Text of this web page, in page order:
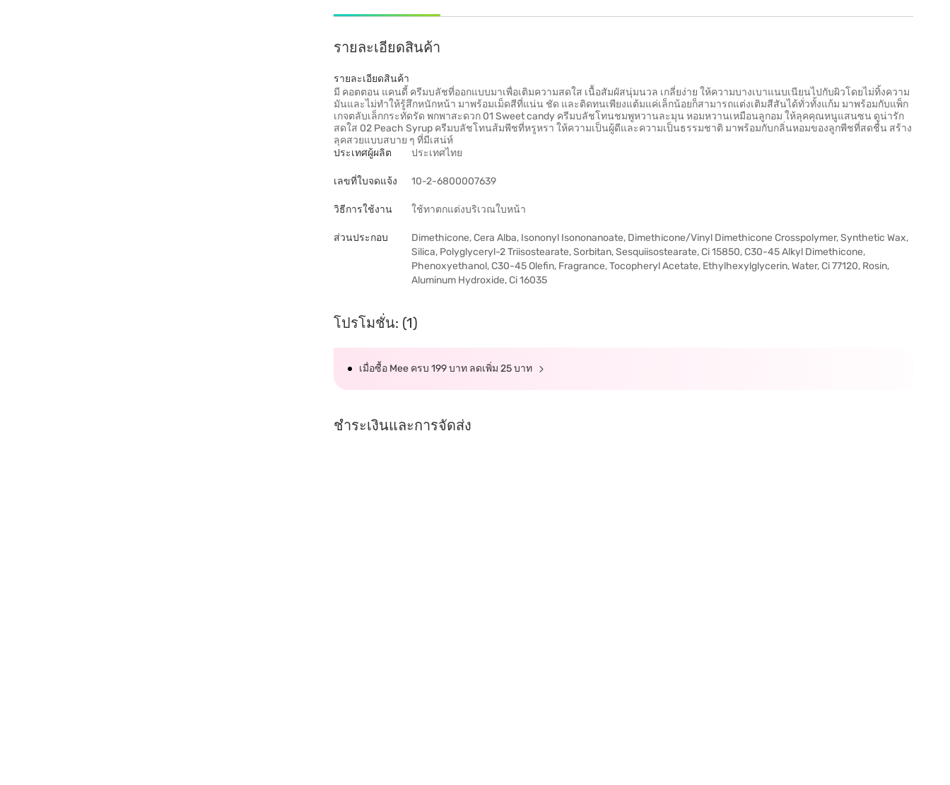
รายละเอียดสินค้า
รายละเอียดสินค้า
มี คอตตอน แคนดี้ ครีมบลัชที่ออกแบบมาเพื่อเติมความสดใส เนื้อสัมผัสนุ่มนวล เกลี่ยง่าย ให้ความบางเบาแนบเนียนไปกับผิวโดยไม่ทิ้งความ
มันและไม่ทำให้รู้สึกหนักหน้า มาพร้อมเม็ดสีที่แน่น ชัด และติดทนเพียงแต้มแค่เล็กน้อยก็สามารถแต่งเติมสีสันได้ทั่วทั้งแก้ม มาพร้อมกับแพ็ก
เกจตลับเล็กกระทัดรัด พกพาสะดวก 01 Sweet candy ครีมบลัชโทนชมพูหวานละมุน หอมหวานเหมือนลูกอม ให้ลุคคุณหนูแสนซน ดูน่ารัก
สดใส 02 Peach Syrup ครีมบลัชโทนส้มพีชที่หรูหรา ให้ความเป็นผู้ดีและความเป็นธรรมชาติ มาพร้อมกับกลิ่นหอมของลูกพีชที่สดชื่น สร้าง
ลุคสวยแบบสบาย ๆ ที่มีเสน่ห์
ประเทศผู้ผลิต
ประเทศไทย
เลขที่ใบจดแจ้ง 10-2-6800007639
วิธีการใช้งาน ใช้ทาตกแต่งบริเวณใบหน้า
ส่วนประกอบ
Dimethicone, Cera Alba, Isononyl Isononanoate, Dimethicone/Vinyl Dimethicone Crosspolymer, Synthetic Wax,
Silica, Polyglyceryl-2 Triisostearate, Sorbitan, Sesquiisostearate, Ci 15850, C30-45 Alkyl Dimethicone,
Phenoxyethanol, C30-45 Olefin, Fragrance, Tocopheryl Acetate, Ethylhexylglycerin, Water, Ci 77120, Rosin,
Aluminum Hydroxide, Ci 16035
โปรโมชั่น: (1)
เมื่อซื้อ Mee ครบ 199 บาท ลดเพิ่ม 25 บาท
ชำระเงินและการจัดส่ง